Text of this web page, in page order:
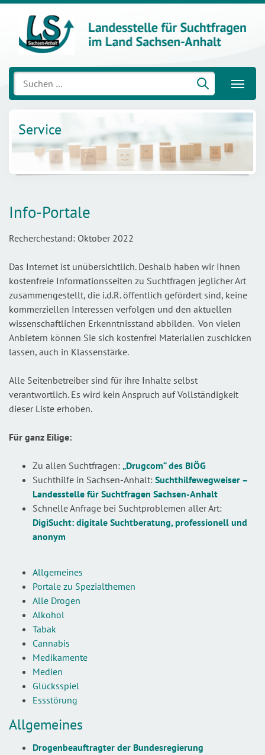
Suchen
nach:
Service
Info-Portale
Recherchestand: Oktober 2022
Das Internet ist unübersichtlich. Deshalb haben wir Ihnen
kostenfreie Informationsseiten zu Suchtfragen jeglicher Art
zusammengestellt, die i.d.R. öffentlich gefördert sind, keine
kommerziellen Interessen verfolgen und den aktuellen
wissenschaftlichen Erkenntnisstand abbilden. Von vielen
Anbietern können Sie sich kostenfrei Materialien zuschicken
lassen, auch in Klassenstärke.
Alle Seitenbetreiber sind für ihre Inhalte selbst
verantwortlich. Es wird kein Anspruch auf Vollständigkeit
dieser Liste erhoben.
Für ganz Eilige:
Zu allen Suchtfragen: „Drugcom“ des BIÖG
Suchthilfe in Sachsen-Anhalt: Suchthilfewegweiser –
Landesstelle für Suchtfragen Sachsen-Anhalt
Schnelle Anfrage bei Suchtproblemen aller Art:
DigiSucht: digitale Suchtberatung, professionell und
anonym
Allgemeines
Portale zu Spezialthemen
Alle Drogen
Alkohol
Tabak
Cannabis
Medikamente
Medien
Glücksspiel
Essstörung
Allgemeines
Drogenbeauftragter der Bundesregierung